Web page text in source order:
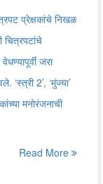
प्रेक्षकांचे निखळ
जरा
‘स्त्री 2’, ‘मुंज्या’
मनोरंजनाची
Read More